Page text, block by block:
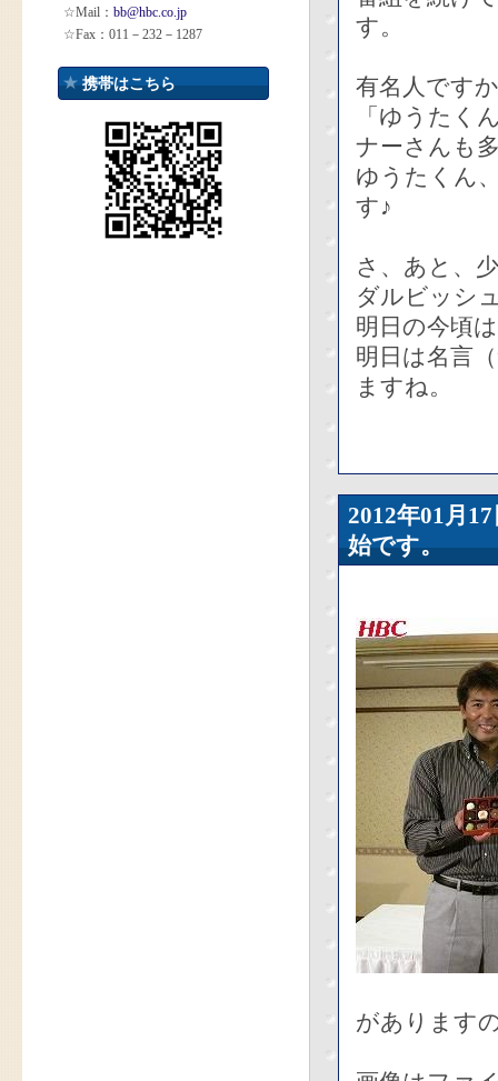
☆Mail： bb@hbc.co.jp
☆Fax：011－232－1287
携帯はこちら
す。
有名人です
「ゆうたく
ナーさんも
ゆうたくん
す♪
さ、あと、
ダルビッシ
明日の今頃
明日は名言
ますね。
2012年01
始です。
があります